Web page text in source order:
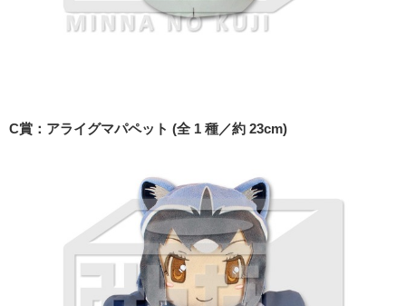
C賞：アライグマパペット (全 1 種／約 23cm)